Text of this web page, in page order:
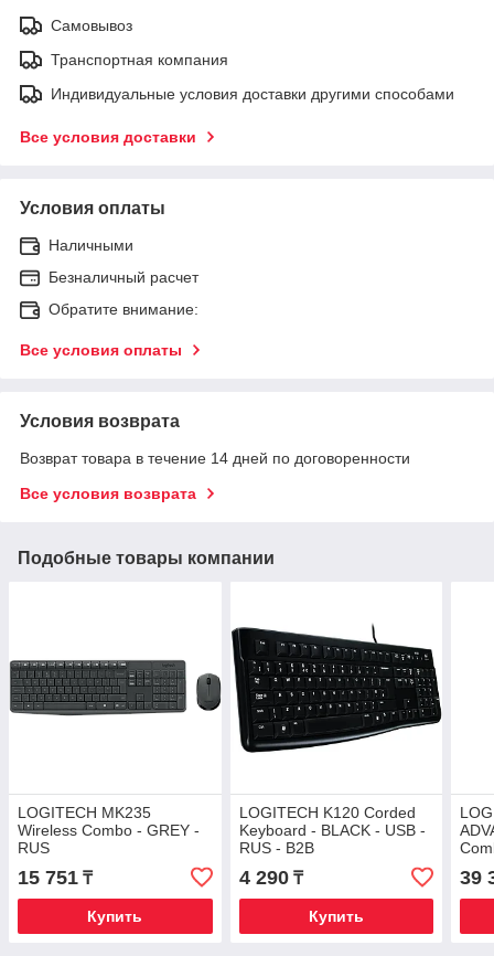
Самовывоз
Транспортная компания
Индивидуальные условия доставки другими способами
Все условия доставки
Условия оплаты
Наличными
Безналичный расчет
Обратите внимание:
Все условия оплаты
Условия возврата
Возврат товара в течение 14 дней по договоренности
Все условия возврата
Подобные товары компании
LOGITECH MK235
Wireless Combo - GREY -
RUS
15 751 ₸
Купить
LOGITECH K120 Corded
Keyboard - BLACK - USB -
RUS - B2B
4 290₸
Купить
39